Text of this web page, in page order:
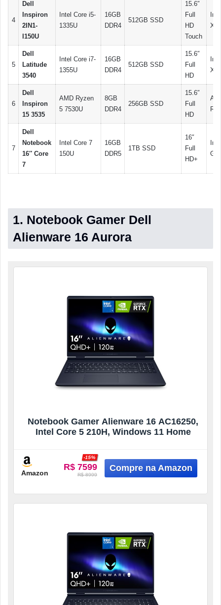
4
Dell
Inspiron
2IN1-
I150U
Intel Core i5-
1335U
16GB
DDR4
512GB SSD
15.6″
Full
HD
Touch
Xe
5
Dell
Latitude
3540
Intel Core i7-
1355U
16GB
DDR4
512GB SSD
15.6″
Full
HD
Xe
6
Dell
Inspiron
15 3535
AMD Ryzen
5 7530U
8GB
DDR4
256GB SSD
15.6″
Full
HD
7
Dell
Notebook
16″ Core
7
Intel Core 7
150U
16GB
DDR5
1TB SSD
16″
Full
HD+
1. Notebook Gamer Dell
Alienware 16 Aurora
Notebook Gamer Alienware 16 AC16250,
Intel Core 5 210H, Windows 11 Home
Amazon
R$ 7599
-15%
R$ 8999